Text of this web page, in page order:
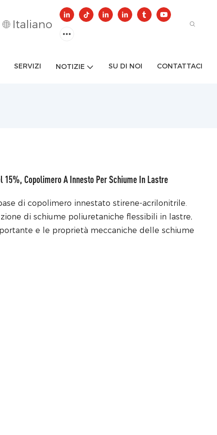
Italiano
SERVIZI NOTIZIE SU DI NOI CONTATTACI
Copolimero A Innesto Per Schiume In Lastre
di copolimero innestato stirene-acrilonitrile.
di schiume poliuretaniche flessibili in lastre,
e le proprietà meccaniche delle schiume